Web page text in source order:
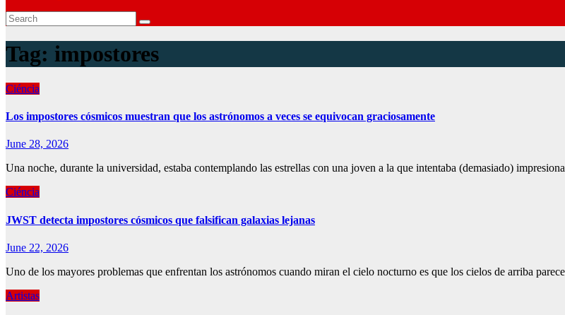
Tag: impostores
Ciéncia
Los impostores cósmicos muestran que los astrónomos a veces se equivocan graciosamente
June 28, 2026
Una noche, durante la universidad, estaba contemplando las estrellas con una joven a la que intentaba (demasiado)
Ciéncia
JWST detecta impostores cósmicos que falsifican galaxias lejanas
June 22, 2026
Uno de los mayores problemas que enfrentan los astrónomos cuando miran el cielo nocturno es que los cielos de arriba
Artistas